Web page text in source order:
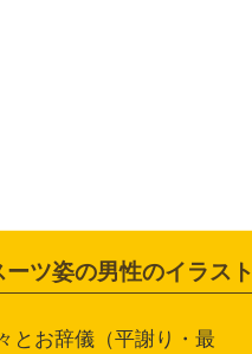
ツ姿の男性のイラスト
とお辞儀（平謝り・最